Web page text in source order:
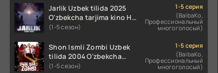
skachat
Jarlik Uzbek tilida 2025
O'zbekcha tarjima kino HD
skachat
(1-5 сезон)
1-5 серия
(BaibaKo,
Профессиональный
многоголосый)
Shon Ismli Zombi Uzbek
tilida 2004 O'zbekcha
tarjima kino HD skachat
(1-5 сезон)
1-5 серия
(BaibaKo,
Профессиональный
многоголосый)